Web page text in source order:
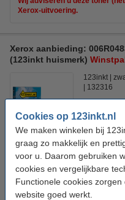
Cookies op 123inkt.nl
We maken winkelen bij
graag zo makkelijk en
voor u. Daarom gebruiken
cookies en vergelijkbare
Functionele cookies zorgen
website goed werkt.
Xerox-uitvoering.
Xerox aanbieding:
(123inkt huismerk)
123inkt
132316
Bekijk
Direct
Morgen
Per
€ 567,50